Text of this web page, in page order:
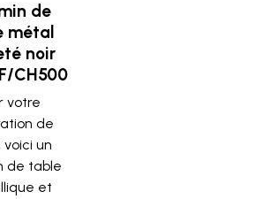
de
métal
noir
CH500
votre
de
voici un
de table
et